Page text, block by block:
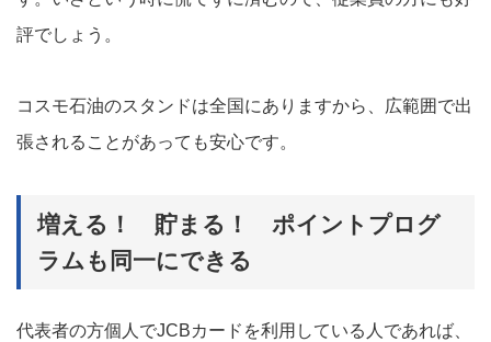
評でしょう。
コスモ石油のスタンドは全国にありますから、広範囲で出
張されることがあっても安心です。
増える！ 貯まる！ ポイントプログ
ラムも同一にできる
代表者の方個人でJCBカードを利用している人であれば、